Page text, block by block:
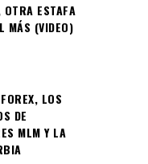
OTRA ESTAFA
MÁS (VIDEO)
LOS
DE
MLM Y LA